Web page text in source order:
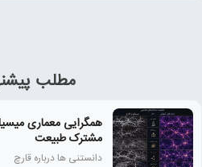
مطلب
همگرایی معماری
مشترک طبیعت
دانستنی ها درباره قارچ